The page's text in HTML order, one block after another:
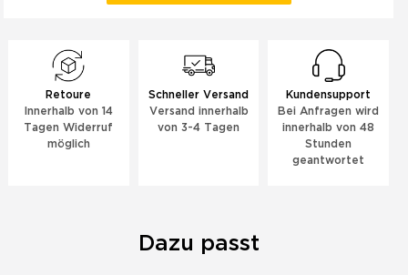
Retoure
Innerhalb von 14
Tagen Widerruf
möglich
Schneller Versand
Versand innerhalb
von 3-4 Tagen
Kundensupport
Bei Anfragen wird
innerhalb von 48
Stunden
geantwortet
Dazu passt